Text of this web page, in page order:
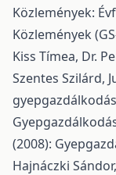
Közlemények:
Közlemények
Kiss Tímea, Dr.
Szentes Szilárd,
(2008):
Hajnáczki